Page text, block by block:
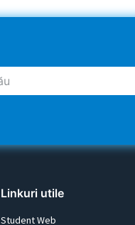
Linkuri utile
Student Web